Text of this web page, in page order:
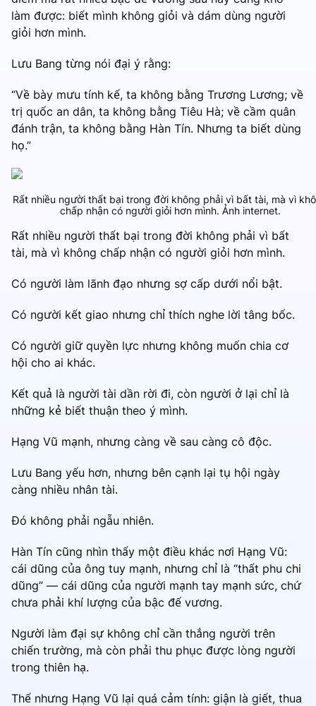
làm được: biết mình không giỏi và dám dùng người
giỏi hơn mình.
Lưu Bang từng nói đại ý rằng:
“Về bày mưu tính kế, ta không bằng Trương Lương; về
trị quốc an dân, ta không bằng Tiêu Hà; về cầm quân
đánh trận, ta không bằng Hàn Tín. Nhưng ta biết dùng
họ.”
Rất nhiều người thất bại trong đời không phải vì bất tài, mà vì
chấp nhận có người giỏi hơn mình. Ảnh internet.
Rất nhiều người thất bại trong đời không phải vì bất
tài, mà vì không chấp nhận có người giỏi hơn mình.
Có người làm lãnh đạo nhưng sợ cấp dưới nổi bật.
Có người kết giao nhưng chỉ thích nghe lời tâng bốc.
Có người giữ quyền lực nhưng không muốn chia cơ
hội cho ai khác.
Kết quả là người tài dần rời đi, còn người ở lại chỉ là
những kẻ biết thuận theo ý mình.
Hạng Vũ mạnh, nhưng càng về sau càng cô độc.
Lưu Bang yếu hơn, nhưng bên cạnh lại tụ hội ngày
càng nhiều nhân tài.
Đó không phải ngẫu nhiên.
Hàn Tín cũng nhìn thấy một điều khác nơi Hạng Vũ:
cái dũng của ông tuy mạnh, nhưng chỉ là “thất phu chi
dũng” — cái dũng của người mạnh tay mạnh sức, chứ
chưa phải khí lượng của bậc đế vương.
Người làm đại sự không chỉ cần thắng người trên
chiến trường, mà còn phải thu phục được lòng người
trong thiên hạ.
Thế nhưng Hạng Vũ lại quá cảm tính: giận là giết, thua